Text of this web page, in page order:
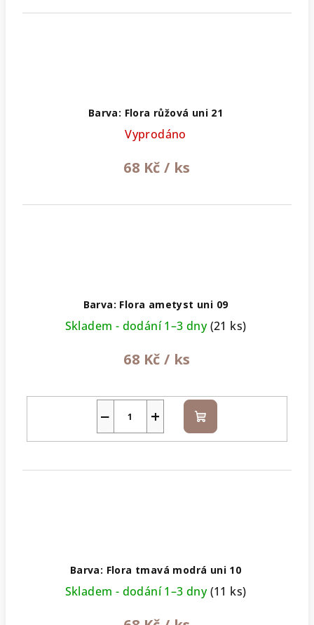
Barva: Flora růžová uni 21
Vyprodáno
68 Kč / ks
Barva: Flora ametyst uni 09
Skladem - dodání 1–3 dny(21 ks)
68 Kč / ks
+
− Do
košíku
Barva: Flora tmavá modrá uni 10
Skladem - dodání 1–3 dny(11 ks)